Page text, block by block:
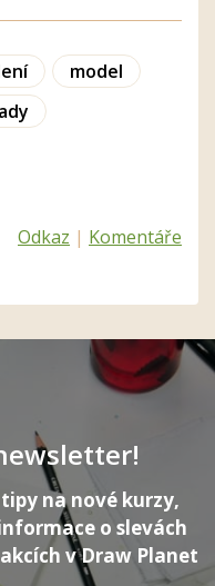
model
Odkaz | Komentáře
na nové kurzy,
o slevách
v Draw Planet